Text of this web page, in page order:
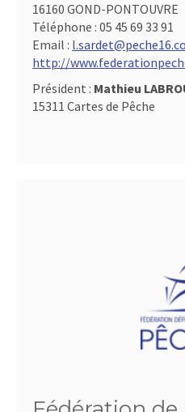
16160 GOND-PONTOUVRE
Téléphone : 05 45 69 33 91
Email :
http://
Président : Mathieu
15311 Cartes de Pêche